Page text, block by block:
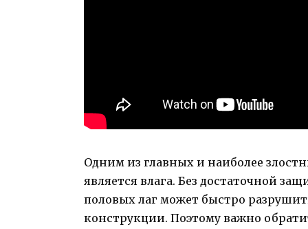
Одним из главных и наиболее
является влага. Без достаточной
половых лаг может быстро
конструкции. Поэтому важно